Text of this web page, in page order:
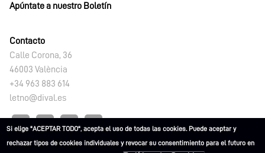
Apúntate a nuestro Boletín
Contacto
Calle Corona, 36
46003 València
+34 963 883 614
letno@dival.es
Si elige "ACEPTAR TODO", acepta el uso de todas las cookies. Puede aceptar y
rechazar tipos de cookies individuales y revocar su consentimiento para el futuro en